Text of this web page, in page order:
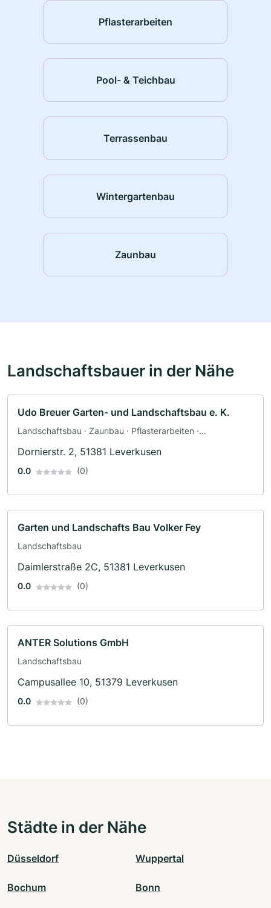
Pflasterarbeiten
Pool- & Teichbau
Terrassenbau
Wintergartenbau
Zaunbau
Landschaftsbauer in der Nähe
Udo Breuer Garten- und Landschaftsbau e. K.
Landschaftsbau · Zaunbau · Pflasterarbeiten ·
Dornierstr. 2, 51381 Leverkusen
0.0 (0)
Garten und Landschafts Bau Volker Fey
Landschaftsbau
Daimlerstraße 2C, 51381 Leverkusen
0.0 (0)
ANTER Solutions GmbH
Landschaftsbau
Campusallee 10, 51379 Leverkusen
0.0 (0)
Städte in der Nähe
Düsseldorf Wuppertal
Bochum Bonn